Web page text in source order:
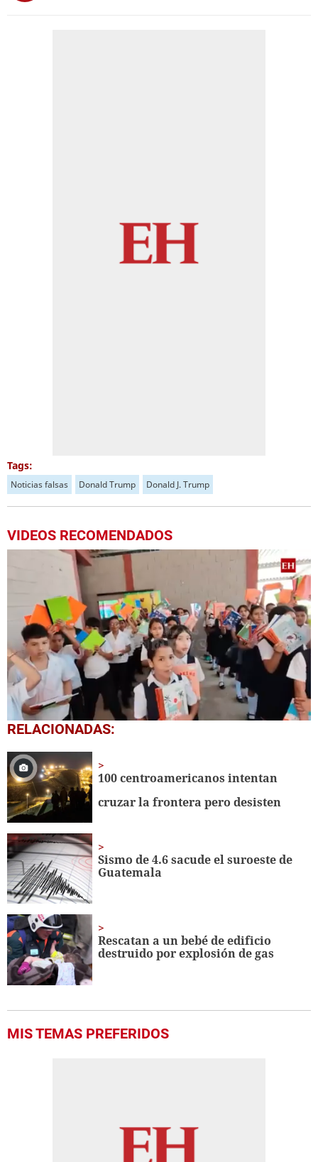
Tags:
Noticias falsas Donald Trump Donald J. Trump
VIDEOS RECOMENDADOS
0
seconds
1
minute,
56
seconds
RELACIONADAS:
100 centroamericanos intentan
cruzar la frontera pero desisten
Sismo de 4.6 sacude el suroeste de
Guatemala
Rescatan a un bebé de edificio
destruido por explosión de gas
MIS TEMAS PREFERIDOS